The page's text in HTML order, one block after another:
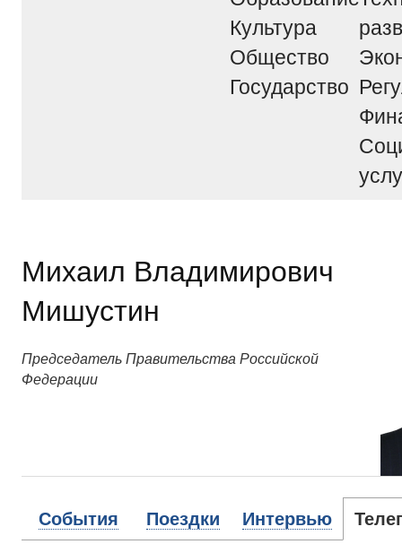
Культура
Общество
Государство
Михаил Владимирович
Мишустин
Председатель Правительства Российской
Федерации
События Поездки Интервью